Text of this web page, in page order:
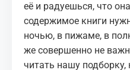
её и радуешься, что
содержимое книги
ночью, в пижаме, в
же совершенно не
читать нашу